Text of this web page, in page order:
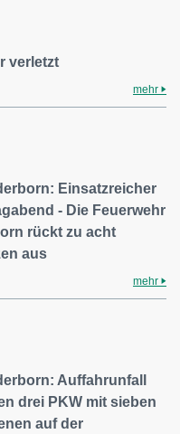
verletzt
mehr
Einsatzreicher
- Die Feuerwehr
rückt zu acht
aus
mehr
Auffahrunfall
drei PKW mit sieben
auf der